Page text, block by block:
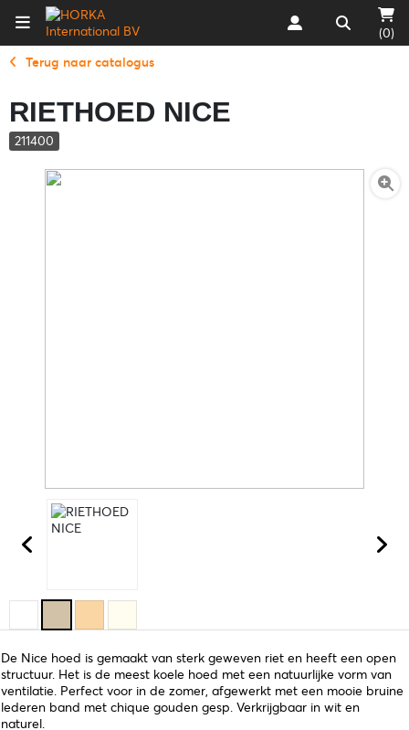
(0)
Terug naar catalogus
RIETHOED NICE
211400
De Nice hoed is gemaakt van sterk geweven riet en heeft een open
structuur. Het is de meest koele hoed met een natuurlijke vorm van
ventilatie. Perfect voor in de zomer, afgewerkt met een mooie bruine
lederen band met chique gouden gesp. Verkrijgbaar in wit en
naturel.